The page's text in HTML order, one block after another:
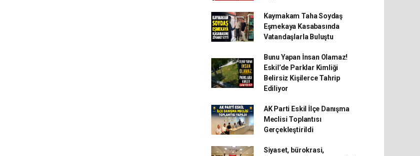
Kaymakam Taha Soydaş
Eşmekaya Kasabasında
Vatandaşlarla Buluştu
Bunu Yapan İnsan Olamaz!
Eskil’de Parklar Kimliği
Belirsiz Kişilerce Tahrip
Ediliyor
AK Parti Eskil İlçe Danışma
Meclisi Toplantısı
Gerçekleştirildi
Siyaset, bürokrasi,